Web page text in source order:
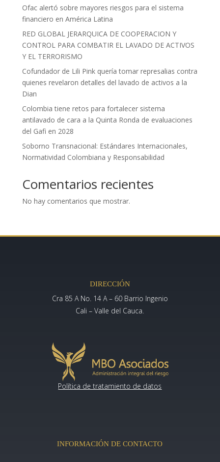
Ofac alertó sobre mayores riesgos para el sistema
financiero en América Latina
RED GLOBAL JERARQUICA DE COOPERACION Y
CONTROL PARA COMBATIR EL LAVADO DE ACTIVOS
Y EL TERRORISMO
Cofundador de Lili Pink quería tomar represalias contra
quienes revelaron detalles del lavado de activos a la
Dian
Colombia tiene retos para fortalecer sistema
antilavado de cara a la Quinta Ronda de evaluaciones
del Gafi en 2028
Soborno Transnacional: Estándares Internacionales,
Normatividad Colombiana y Responsabilidad
Comentarios recientes
No hay comentarios que mostrar.
DIRECCIÓN
Cra 85 A No. 14 A – 60 Barrio Ingenio
Cali – Valle del Cauca.
Política de tratamiento de datos
INFORMACIÓN DE CONTACTO